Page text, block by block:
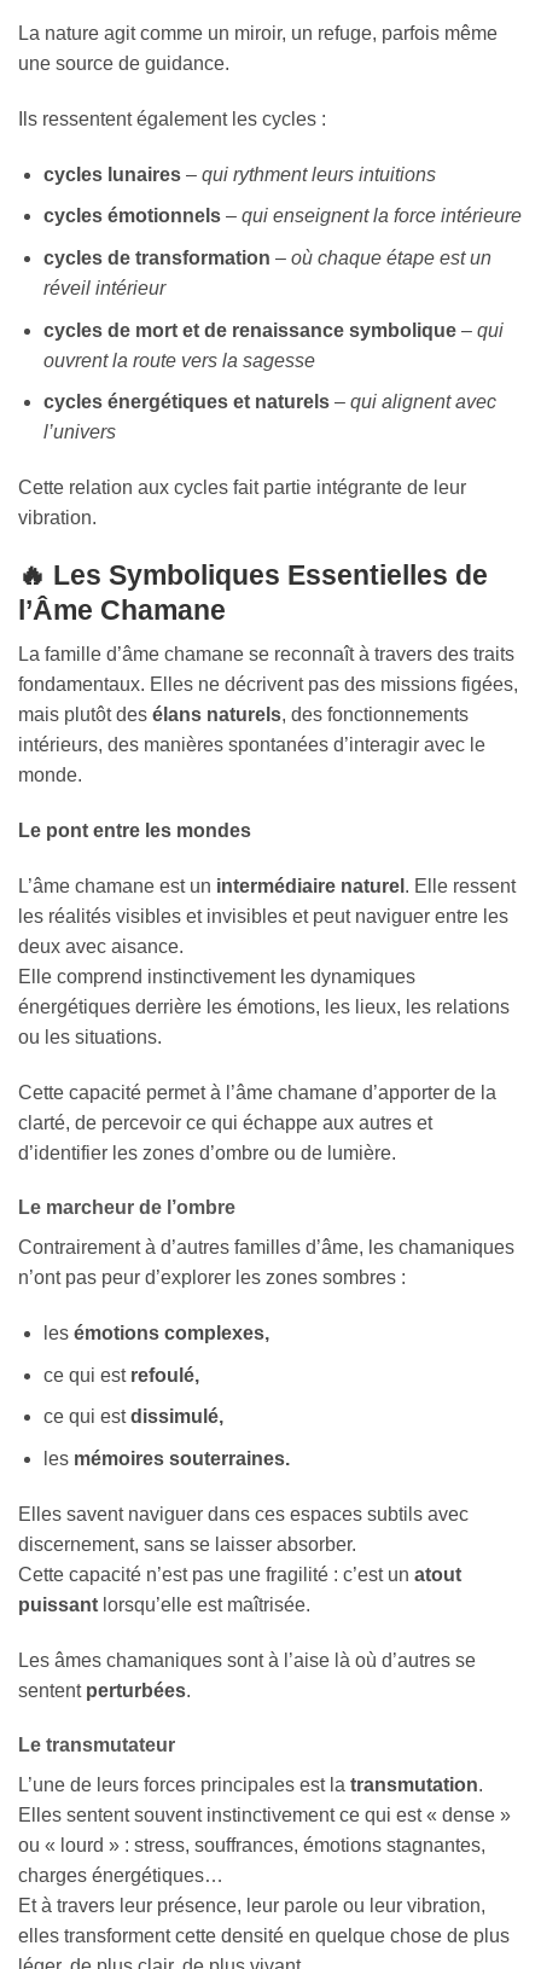
La nature agit comme un miroir, un refuge, parfois même
une source de guidance.
Ils ressentent également les cycles :
cycles lunaires– qui rythment leurs intuitions
cycles émotionnels– qui enseignent la force intérieure
cycles de transformation – où chaque étape est un
réveil intérieur
cycles de mort et de renaissance symbolique– qui
ouvrent la route vers la sagesse
cycles énergétiques et naturels– qui alignent avec
l’univers
Cette relation aux cycles fait partie intégrante de leur
vibration.
🔥 Les Symboliques Essentielles de
l’Âme Chamane
La famille d’âme chamane se reconnaît à travers des traits
fondamentaux. Elles ne décrivent pas des missions figées,
mais plutôt des élans naturels, des fonctionnements
intérieurs, des manières spontanées d’interagir avec le
monde.
Le pont entre les mondes
L’âme chamane est un intermédiaire naturel . Elle ressent
les réalités visibles et invisibles et peut naviguer entre les
deux avec aisance.
Elle comprend instinctivement les dynamiques
énergétiques derrière les émotions, les lieux, les relations
ou les situations.
Cette capacité permet à l’âme chamane d’apporter de la
clarté, de percevoir ce qui échappe aux autres et
d’identifier les zones d’ombre ou de lumière.
Le marcheur de l’ombre
Contrairement à d’autres familles d’âme, les chamaniques
n’ont pas peur d’explorer les zones sombres :
les émotions complexes,
ce qui est refoulé,
ce qui estdissimulé,
les mémoires souterraines.
Elles savent naviguer dans ces espaces subtils avec
discernement, sans se laisser absorber.
Cette capacité n’est pas une fragilité : c’est un atout
puissant lorsqu’elle est maîtrisée.
Les âmes chamaniques sont à l’aise là où d’autres se
sentent perturbées.
Le transmutateur
L’une de leurs forces principales est la transmutation.
Elles sentent souvent instinctivement ce qui est « dense »
ou « lourd » : stress, souffrances, émotions stagnantes,
charges énergétiques…
Et à travers leur présence, leur parole ou leur vibration,
elles transforment cette densité en quelque chose de plus